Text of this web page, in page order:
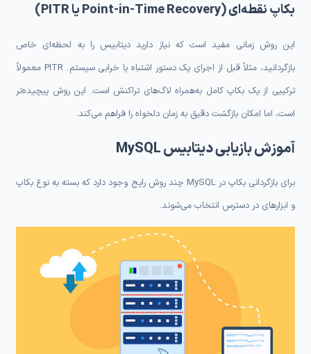
بکاپ نقطه‌ای (Point-in-Time Recovery یا PITR)
این روش زمانی مفید است که نیاز دارید دیتابیس را به لحظه‌ای خاص
بازگردانید، مثلاً قبل از اجرای یک دستور اشتباه یا خرابی سیستم. PITR معمولاً
ترکیبی از یک بکاپ کامل به‌همراه لاگ‌های تراکنش است. این روش پیچیده‌تر
است، اما امکان بازگشت دقیق به زمان دلخواه را فراهم می‌کند.
آموزش بازیابی دیتابیس MySQL
برای بازگردانی بکاپ در MySQL چند روش رایج وجود دارد که بسته به نوع بکاپ
و ابزارهای در دسترس انتخاب می‌شوند.